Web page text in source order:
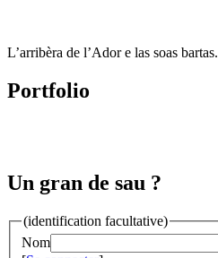
L’arribèra de l’Ador e las soas bartas.
Portfolio
Un gran de sau ?
(identification facultative)
Nom